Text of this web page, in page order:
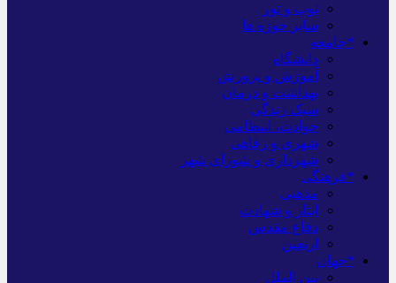
توپ و تور
سایر حوزه ها
*جامعه
دانشگاه
آموزش و پرورش
بهداشت و درمان
سبک زندگی
حوادث، انتظامی
شهری و رفاهی
شهرداری و شورای شهر
*فرهنگی
مذهبی
ایثار و شهادت
دفاع مقدس
اربعین
*جهان
بین الملل